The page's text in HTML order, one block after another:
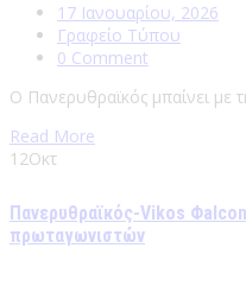
17 Ιανουαρίου, 2026
Γραφείο Τύπου
0 Comment
Ο Πανερυθραϊκός μπαίνει
Read More
12Οκτ
Πανερυθραϊκός-Vikos
πρωταγωνιστών